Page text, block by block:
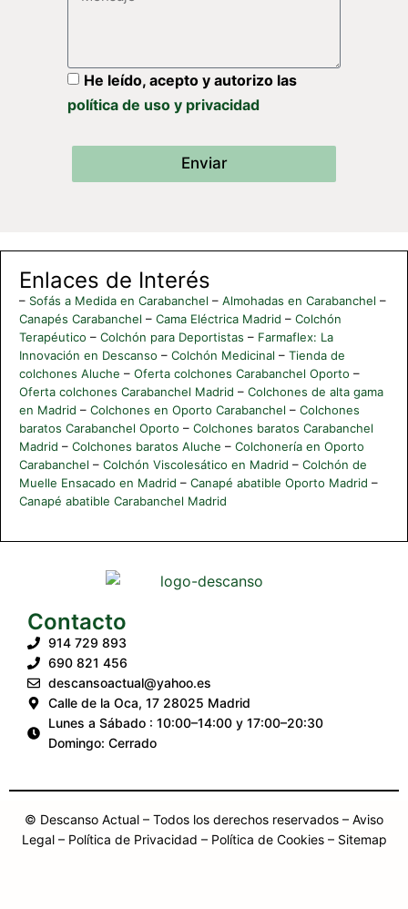
He leído, acepto y autorizo las
política de uso y privacidad
Enviar
Enlaces de Interés
– Sofás a Medida en Carabanchel – Almohadas en Carabanchel –
Canapés Carabanchel – Cama Eléctrica Madrid – Colchón
Terapéutico – Colchón para Deportistas – Farmaflex: La
Innovación en Descanso – Colchón Medicinal – Tienda de
colchones Aluche – Oferta colchones Carabanchel Oporto –
Oferta colchones Carabanchel Madrid – Colchones de alta gama
en Madrid – Colchones en Oporto Carabanchel – Colchones
baratos Carabanchel Oporto – Colchones baratos Carabanchel
Madrid – Colchones baratos Aluche – Colchonería en Oporto
Carabanchel – Colchón Viscolesático en Madrid – Colchón de
Muelle Ensacado en Madrid – Canapé abatible Oporto Madrid –
Canapé abatible Carabanchel Madrid
Contacto
914 729 893
690 821 456
descansoactual@yahoo.es
Calle de la Oca, 17 28025 Madrid
Lunes a Sábado : 10:00–14:00 y 17:00–20:30
Domingo: Cerrado
© Descanso Actual – Todos los derechos reservados – Aviso
Legal– Política de Privacidad – Política de Cookies– Sitemap